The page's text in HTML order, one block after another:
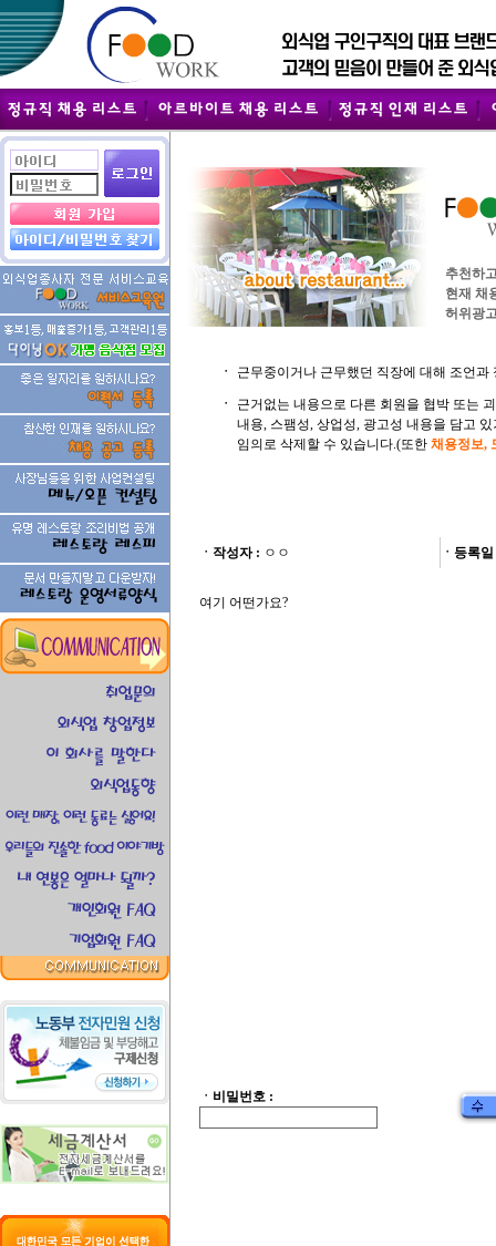
추천하
현재 채
허위광
ㆍ 근무중이거나 근무했던 직장에 대해 조언과
ㆍ
근거없는 내용으로 다른 회원을 협박 또는
내용, 스팸성, 상업성, 광고성 내용을 담고
임의로 삭제할 수 있습니다.(또한 채용정보,
ㆍ작성자 : ㅇㅇ ㆍ등록
여기 어떤가요?
ㆍ비밀번호 :